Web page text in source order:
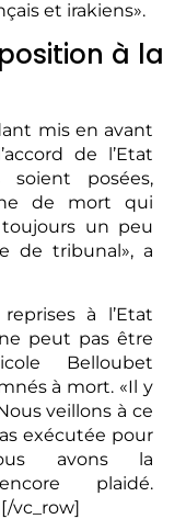
et irakiens».
à la
mis en avant
de l’Etat
posées,
de mort qui
toujours un peu
de tribunal», a
à l’Etat
peut pas être
Belloubet
à mort. «Il y
veillons à ce
exécutée pour
avons la
plaidé.
vc_row]